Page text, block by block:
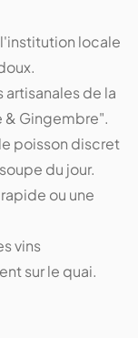
locale
de la
& Gingembre".
poisson discret
du jour.
ou une
vins
sur le quai.